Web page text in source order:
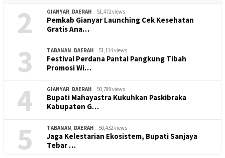
2 GIANYAR, DAERAH 51,472 views
Pemkab Gianyar Launching Cek Kesehatan
Gratis Ana…
3 TABANAN, DAERAH 51,114 views
Festival Perdana Pantai Pangkung Tibah
Promosi Wi…
4 GIANYAR, DAERAH 50,789 views
Bupati Mahayastra Kukuhkan Paskibraka
Kabupaten G…
5 TABANAN, DAERAH 50,432 views
Jaga Kelestarian Ekosistem, Bupati Sanjaya
Tebar …